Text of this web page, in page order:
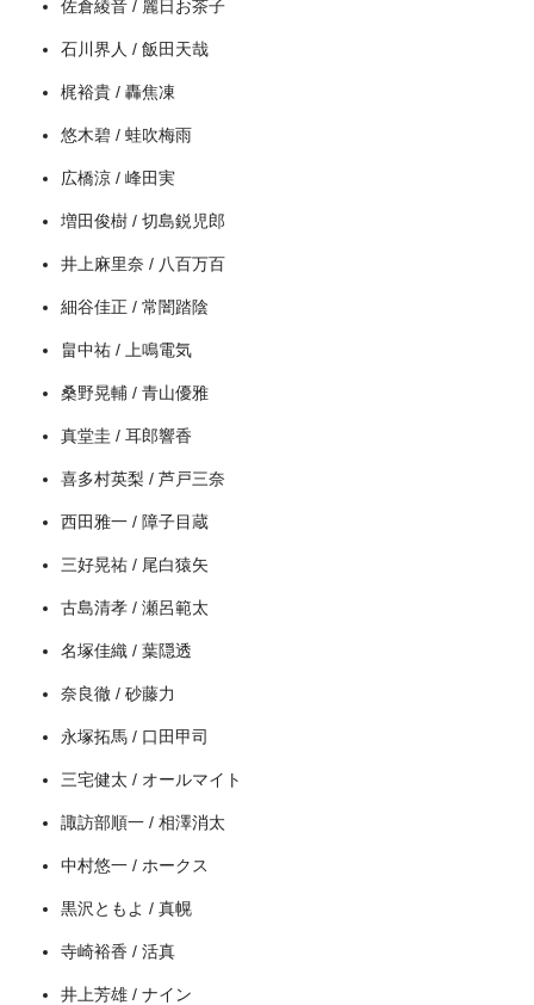
＼＼31日間無料!!お試し解約もOK／／
今すぐ無料でU-NEXTで見る
＼＼31日間無料!!お試し解約もOK／／
今すぐ無料でU-NEXTで見る
佐倉綾音 / 麗日お茶子
石川界人 / 飯田天哉
梶裕貴 / 轟焦凍
悠木碧 / 蛙吹梅雨
広橋涼 / 峰田実
増田俊樹 / 切島鋭児郎
井上麻里奈 / 八百万百
細谷佳正 / 常闇踏陰
畠中祐 / 上鳴電気
桑野晃輔 / 青山優雅
真堂圭 / 耳郎響香
喜多村英梨 / 芦戸三奈
西田雅一 / 障子目蔵
三好晃祐 / 尾白猿矢
古島清孝 / 瀬呂範太
名塚佳織 / 葉隠透
奈良徹 / 砂藤力
永塚拓馬 / 口田甲司
三宅健太 / オールマイト
諏訪部順一 / 相澤消太
中村悠一 / ホークス
黒沢ともよ / 真幌
寺崎裕香 / 活真
井上芳雄 / ナイン